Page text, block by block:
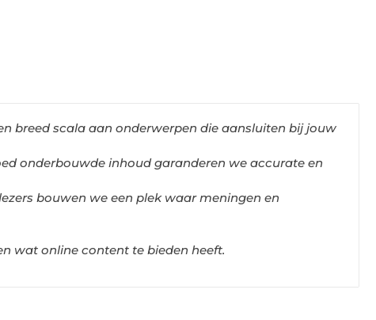
breed scala aan onderwerpen die aansluiten bij jouw
onderbouwde inhoud garanderen we accurate en
bouwen we een plek waar meningen en
wat online content te bieden heeft.